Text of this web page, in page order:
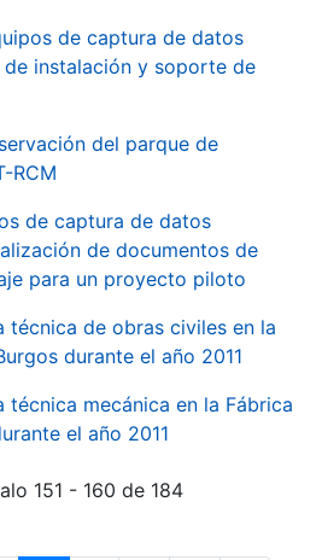
de captura de datos
instalación y soporte de
del parque de
RCM
de captura de datos
de documentos de
para un proyecto piloto
técnica de obras civiles en la
durante el año 2011
técnica mecánica en la Fábrica
el año 2011
151 - 160 de 184